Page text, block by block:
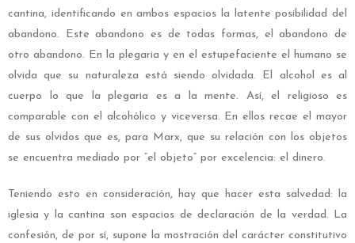
cantina, identificando en ambos espacios la latente posibilidad del
abandono. Este abandono es de todas formas, el abandono de
otro abandono. En la plegaria y en el estupefaciente el humano se
olvida que su naturaleza está siendo olvidada. El alcohol es al
cuerpo lo que la plegaria es a la mente. Así, el religioso es
comparable con el alcohólico y viceversa. En ellos recae el mayor
de sus olvidos que es, para Marx, que su relación con los objetos
se encuentra mediado por “el objeto” por excelencia: el dinero.
Teniendo esto en consideración, hay que hacer esta salvedad: la
iglesia y la cantina son espacios de declaración de la verdad. La
confesión, de por sí, supone la mostración del carácter constitutivo